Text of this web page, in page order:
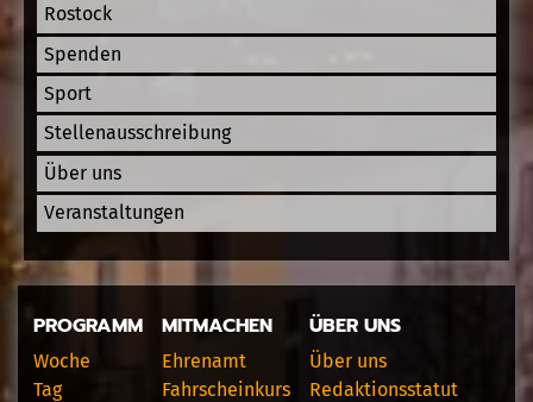
Rostock
Spenden
Sport
Stellenausschreibung
Über uns
Veranstaltungen
PROGRAMM
Woche
Tag
MITMACHEN
Ehrenamt
Fahrscheinkurs
ÜBER UNS
Über uns
Redaktionsstatut